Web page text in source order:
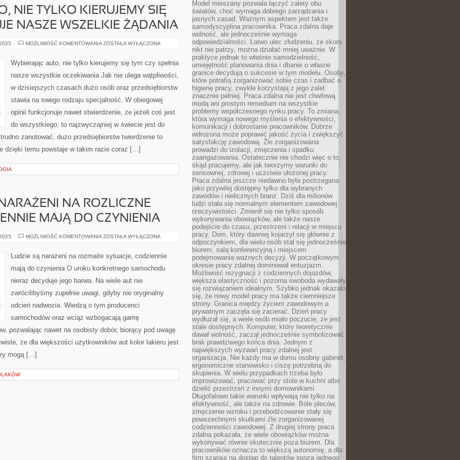
NIE TYLKO KIERUJEMY SIĘ
NASZE WSZELKIE ŻĄDANIA
MOŻLIWOŚĆ KOMENTOWANIA WYBIERAJĄC
TYLKO
KIERUJEMY
TYM
REALIZUJE
WSZELKIE
ZOSTAŁA WYŁĄCZONA
Wybierając auto, nie tylko kierujemy się tym czy spełnia
nasze wszystkie oczekiwania Jak nie ulega wątpliwości,
w dzisiejszych czasach dużo osób oraz przedsiębiorstw
stawia na swego rodzaju specjalność. W obiegowej
opinii funkcjonuje nawet stwierdzenie, że jeżeli coś jest
do wszystkiego, to najzwyczajniej w świecie jest do
zanotować, dużo przedsiębiorstw twierdzenie to
dzięki temu powstaje w takim razie coraz […]
NA ROZLICZNE
MAJĄ DO CZYNIENIA
MOŻLIWOŚĆ KOMENTOWANIA MIESZKAŃCY
ROZLICZNE
CODZIENNIE
DO
ZOSTAŁA WYŁĄCZONA
Ludzie są narażeni na rozmaite sytuacje, codziennie
mają do czynienia O uroku konkretnego samochodu
nieraz decyduje jego barwa. Na wiele aut nie
zwrócilibyśmy zupełnie uwagi, gdyby nie oryginalny
odcień nadwozia. Wiedzą o tym producenci
samochodów oraz wciąż wzbogacają gamę
pozwalając nawet na osobisty dobór, biorący pod uwagę
że dla większości użytkowników aut kolor lakieru jest
mogą […]
Model mieszany pozwala łączyć zalety obu
światów, choć wymaga dobrego zarządzania i
jasnych zasad. Ważnym aspektem jest także
samodyscyplina pracownika. Praca zdalna daje
wolność, ale jednocześnie wymaga
odpowiedzialności. Łatwo ulec złudzeniu, że skoro
nikt nie patrzy, można działać mniej uważnie. W
praktyce jednak to właśnie samodzielność,
umiejętność planowania dnia i dbanie o własne
granice decydują o sukcesie w tym modelu. Osoby,
które potrafią zorganizować sobie czas i zadbać o
higienę pracy, zwykle korzystają z jego zalet
znacznie pełniej. Praca zdalna nie jest chwilową
modą ani prostym remedium na wszystkie
problemy współczesnego rynku pracy. To zmiana,
która wymaga nowego myślenia o efektywności,
komunikacji i dobrostanie pracowników. Dobrze
wdrożona może poprawić jakość życia i zwiększyć
satysfakcję zawodową. Źle zorganizowana
prowadzi do izolacji, zmęczenia i spadku
zaangażowania. Ostatecznie nie chodzi więc o to,
skąd pracujemy, ale jak tworzymy warunki do
sensownej, zdrowej i uczciwie ułożonej pracy.
Praca zdalna jeszcze niedawno była postrzegana
jako przywilej dostępny tylko dla wybranych
zawodów i nielicznych branż. Dziś dla milionów
ludzi stała się normalnym elementem zawodowej
rzeczywistości. Zmienił się nie tylko sposób
wykonywania obowiązków, ale także nasze
podejście do czasu, przestrzeni i relacji w miejscu
pracy. Dom, który dawniej kojarzył się głównie z
odpoczynkiem, dla wielu osób stał się jednocześnie
biurem, salą konferencyjną i miejscem
podejmowania ważnych decyzji. W początkowym
okresie pracy zdalnej dominował entuzjazm.
Możliwość rezygnacji z codziennych dojazdów,
większa elastyczność i pozorna swoboda wydawały
się rozwiązaniem idealnym. Szybko jednak okazało
się, że nowy model pracy ma także ciemniejsze
strony. Granica między życiem zawodowym a
prywatnym zaczęła się zacierać. Dzień pracy
wydłużał się, a wiele osób miało poczucie, że jest
stale dostępnych. Komputer, który teoretycznie
dawał wolność, zaczął jednocześnie symbolizować
brak prawdziwego końca dnia. Jednym z
największych wyzwań pracy zdalnej jest
organizacja. Nie każdy ma w domu osobny gabinet,
ergonomiczne stanowisko i ciszę potrzebną do
skupienia. W wielu przypadkach trzeba było
improwizować, pracować przy stole w kuchni albo
dzielić przestrzeń z innymi domownikami.
Długofalowo takie warunki wpływają nie tylko na
efektywność, ale także na zdrowie. Bóle pleców,
zmęczenie wzroku i przebodźcowanie stały się
powszechnymi skutkami źle zorganizowanej
codzienności zawodowej. Z drugiej strony praca
zdalna pokazała, że wiele obowiązków można
wykonywać równie skutecznie poza biurem. Dla
pracowników oznacza to większą autonomię, a dla
firm szansę na dostęp do talentów spoza jednego